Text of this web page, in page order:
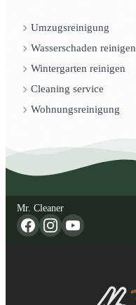
Umzugsreinigung
Wasserschaden reinigen
Wintergarten reinigen
Cleaning service
Wohnungsreinigung
Mr. Cleaner